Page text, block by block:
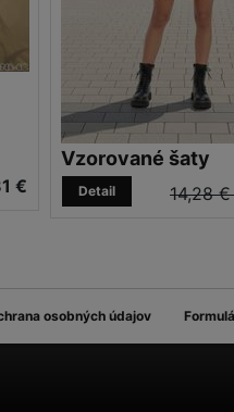
€
Vzorované šaty
14,28
Detail
osobných údajov